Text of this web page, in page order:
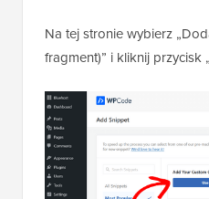
Na tej stronie wybierz
fragment)” i kliknij przycisk